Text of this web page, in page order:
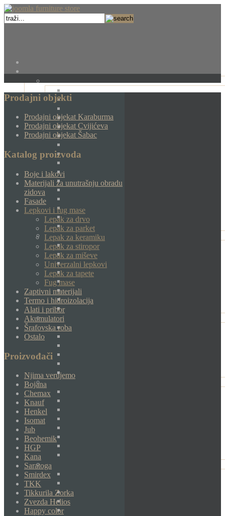
Prodajni objekti
Prodajni objekat Karaburma
Prodajni objekat Cvijićeva
Prodajni objekat Šabac
Katalog proizvoda
Boje i lakovi
Materijali za unutrašnju obradu
zidova
Fasade
Lepkovi i fug mase
Lepak za drvo
Lepak za parket
Lepak za keramiku
Lepak za stiropor
Lepak za miševe
Univerzalni lepkovi
Lepak za tapete
Fug mase
Zaptivni materijali
Termo i hidroizolacija
Alati i pribor
Akumulatori
Šrafovska roba
Ostalo
Proizvođači
Njima verujemo
Bojana
Chemax
Knauf
Henkel
Isomat
Jub
Beohemik
HGP
Kana
Saratoga
Smirdex
TKK
Tikkurila Zorka
Zvezda Helios
Happy color